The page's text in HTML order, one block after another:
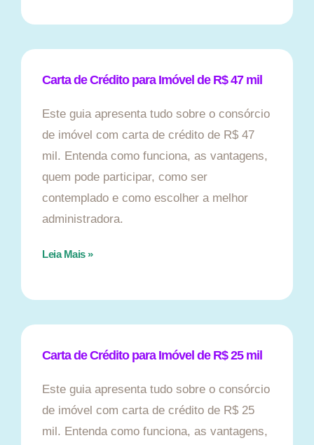
Carta de Crédito para Imóvel de R$ 47 mil
Este guia apresenta tudo sobre o consórcio
de imóvel com carta de crédito de R$ 47
mil. Entenda como funciona, as vantagens,
quem pode participar, como ser
contemplado e como escolher a melhor
administradora.
Leia Mais »
Carta de Crédito para Imóvel de R$ 25 mil
Este guia apresenta tudo sobre o consórcio
de imóvel com carta de crédito de R$ 25
mil. Entenda como funciona, as vantagens,